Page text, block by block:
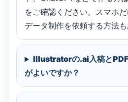
をご確認ください。スマホだ
データ制作を依頼する方法も
Illustratorの.ai入稿と
がよいですか？